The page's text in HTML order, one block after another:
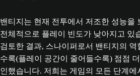
밴티지는 현재 전투에서 저조한 성능을
전체적으로 플레이 빈도가 낮아지고 있
검토한 결과, 스나이퍼로서 밴티지의
수록(플레이 공간이 줄어들수록) 점점
인했습니다. 저희는 게임의 모든 단계